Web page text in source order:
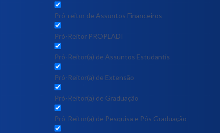
Pró-reitor de Assuntos Financeiros
Pró-Reitor PROPLADI
Pró-Reitor(a) de Assuntos Estudantis
Pró-Reitor(a) de Extensão
Pró-Reitor(a) de Graduação
Pró-Reitor(a) de Pesquisa e Pós Graduação